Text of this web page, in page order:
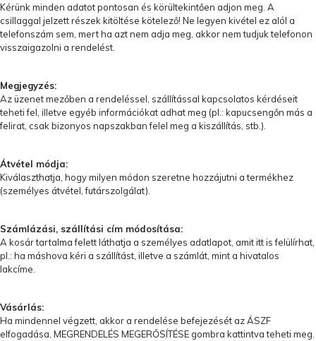
Kérünk minden adatot pontosan és körültekintően adjon meg. A
csillaggal jelzett részek kitöltése kötelező! Ne legyen kivétel ez alól a
telefonszám sem, mert ha azt nem adja meg, akkor nem tudjuk telefonon
visszaigazolni a rendelést.
Megjegyzés:
Az üzenet mezőben a rendeléssel, szállítással kapcsolatos kérdéseit
teheti fel, illetve egyéb információkat adhat meg (pl.: kapucsengőn más a
felirat, csak bizonyos napszakban felel meg a kiszállítás, stb.).
Átvétel módja:
Kiválaszthatja, hogy milyen módon szeretne hozzájutni a termékhez
(személyes átvétel, futárszolgálat).
Számlázási, szállítási cím módosítása:
A kosár tartalma felett láthatja a személyes adatlapot, amit itt is felülírhat,
pl.: ha máshova kéri a szállítást, illetve a számlát, mint a hivatalos
lakcíme.
Vásárlás:
Ha mindennel végzett, akkor a rendelése befejezését az ÁSZF
elfogadása, MEGRENDELÉS MEGERŐSÍTÉSE gombra kattintva teheti meg.